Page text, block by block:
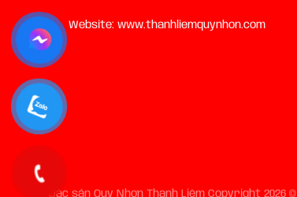
Website: www.thanhliemquynhon.com
Đặc sản Quy Nhơn Thanh Liêm Copyright 2026 ©